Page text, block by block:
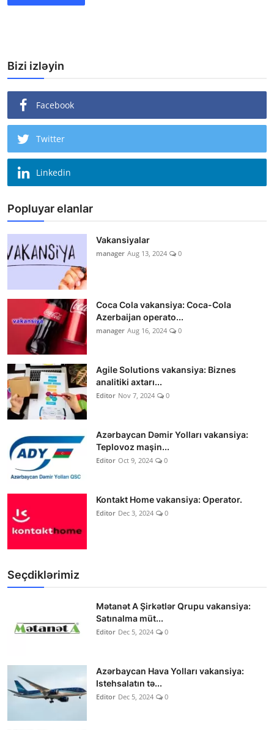
Bizi izləyin
Facebook
Twitter
Linkedin
Popluyar elanlar
Vakansiyalar
manager Aug 13, 2024 0
Coca Cola vakansiya: Coca-Cola
Azerbaijan operato...
manager Aug 16, 2024 0
Agile Solutions vakansiya: Biznes
analitiki axtarı...
Editor Nov 7, 2024 0
Azərbaycan Dəmir Yolları vakansiya:
Teplovoz maşin...
Editor Oct 9, 2024 0
Kontakt Home vakansiya: Operator.
Editor Dec 3, 2024 0
Seçdiklərimiz
Mətanət A Şirkətlər Qrupu vakansiya:
Satınalma müt...
Editor Dec 5, 2024 0
Azərbaycan Hava Yolları vakansiya:
Istehsalatın tə...
Editor Dec 5, 2024 0